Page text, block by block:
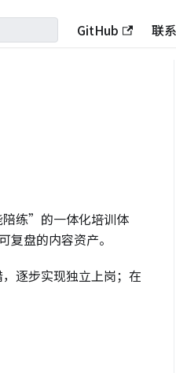
GitHub 联
陪练”的一体化培训体
盘的内容资产。
逐步实现独立上岗；在